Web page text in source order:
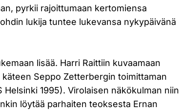
pyrkii rajoittumaan kertomiensa
lukija tuntee lukevansa nykypäivänä
lisää. Harri Raittiin kuvaamaan
Seppo Zetterbergin toimittaman
1995). Virolaisen näkökulman niin
löytää parhaiten teoksesta Ernan